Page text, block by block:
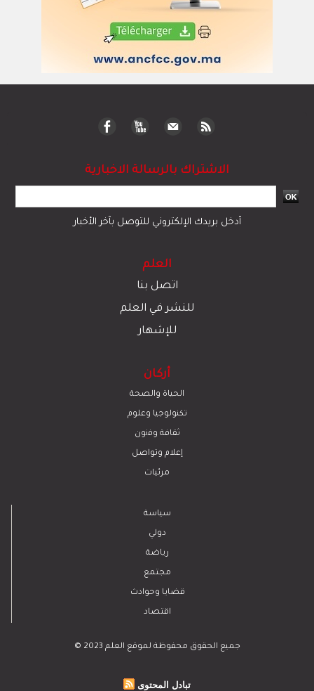
الاشتراك بالرسالة الاخبارية
أدخل بريدك الإلكتروني للتوصل بآخر الأخبار
العلم
اتصل بنا
للنشر في العلم
للإشهار
أركان
الحياة والصحة
تكنولوجيا وعلوم
ﺛﻘﺎﻓﺔ وﻓﻧون
إعلام وتواصل
مرئيات
سياسة
دولي
رياضة
مجتمع
قضايا وحوادث
اقتصاد
© 2023 جميع الحقوق محفوظة لموقع العلم
تبادل المحتوى